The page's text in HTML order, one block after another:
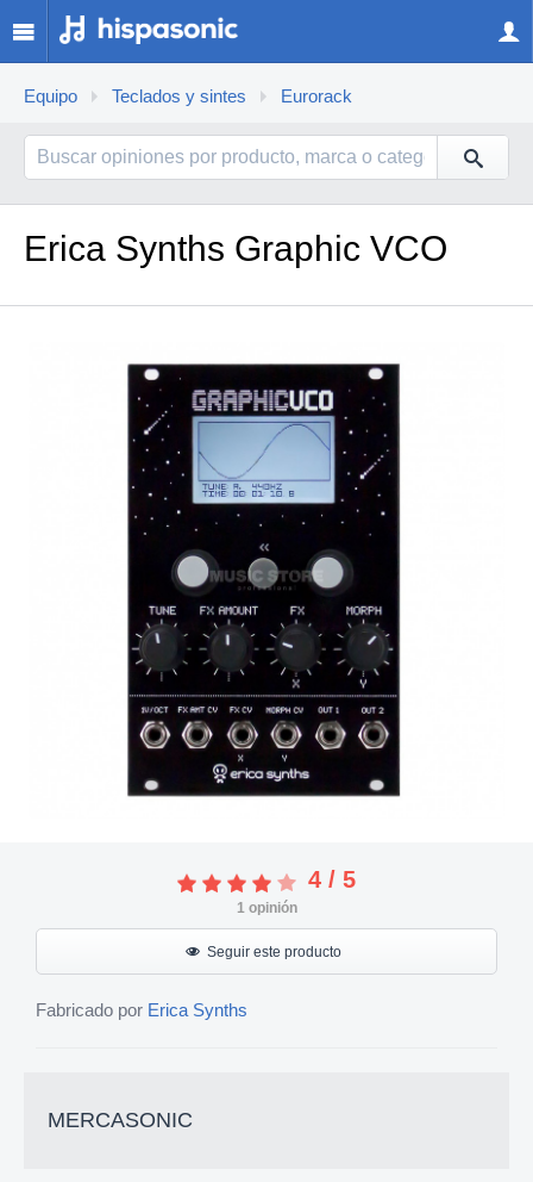
Equipo Teclados y sintes Eurorack
Erica Synths Graphic VCO
4 / 5
1opinión
Seguir este producto
Fabricado por Erica Synths
MERCASONIC